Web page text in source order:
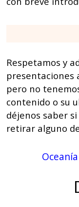
Respetamos y
presentaciones
pero no
contenido o su
déjenos saber
retirar alguno
Oceanía